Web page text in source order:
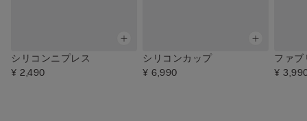
シリコンニプレス
¥ 2,490
シリコンカップ
¥ 6,990
ファ
¥